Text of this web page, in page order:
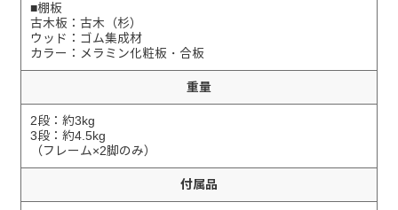
■棚板
古木板：古木（杉）
ウッド：ゴム集成材
カラー：メラミン化粧板・合板
重量
2段：約3kg
3段：約4.5kg
（フレーム×2脚のみ）
付属品